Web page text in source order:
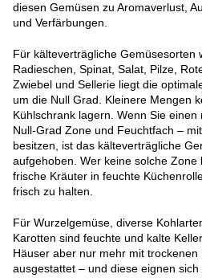
diesen Gemüsen zu Aromaverlust,
und Verfärbungen.
Für kälteverträgliche Gemüsesorten
Radieschen, Spinat, Salat, Pilze,
Zwiebel und Sellerie liegt die
um die Null Grad. Kleinere Mengen
Kühlschrank lagern. Wenn Sie
Null-Grad Zone und Feuchtfach –
besitzen, ist das kälteverträgliche
aufgehoben. Wer keine solche Zone
frische Kräuter in feuchte
frisch zu halten.
Für Wurzelgemüse, diverse
Karotten sind feuchte und kalte
Häuser aber nur mehr mit trockenen
ausgestattet – und diese eignen